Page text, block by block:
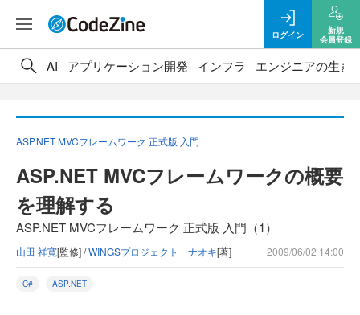
ログイン
新規
会員登録
AI アプリケーション開発 インフラ エンジニアの生き
ASP.NET MVCフレームワーク 正式版 入門
ASP.NET MVCフレームワークの概要
を理解する
ASP.NET MVCフレームワーク 正式版 入門（1）
山田 祥寛[監修] /WINGSプロジェクト ナオキ[著] 2009/06/02 14:00
C# ASP.NET